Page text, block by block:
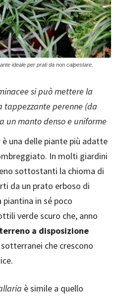
ideale per prati da non calpestare.
si può mettere la
tappezzante perenne (da
un manto denso e uniforme
è una delle piante più adatte
In molti giardini
sottostanti la chioma di
da un prato erboso di
piantina in sé poco
verde scuro che, anno
a disposizione
che crescono
è simile a quello